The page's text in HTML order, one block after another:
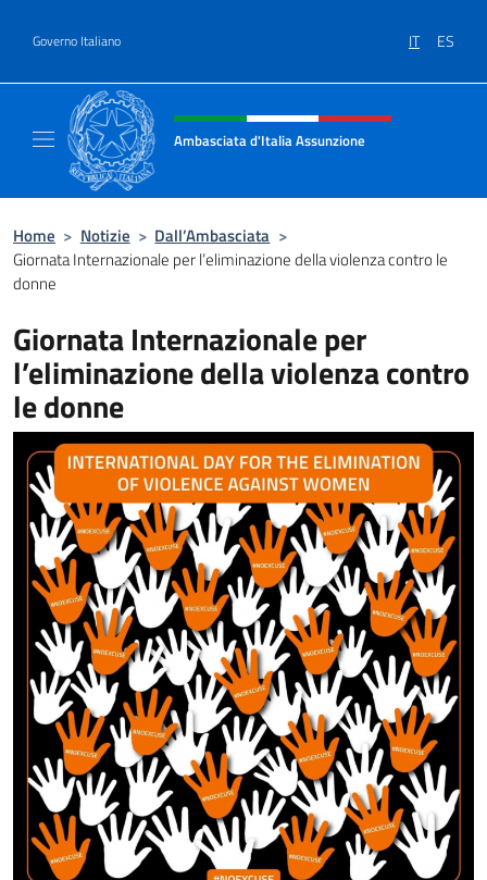
Governo Italiano IT ES
Intestazione sito, social e menù
Ambasciata d'Italia Assunzione
Home > Notizie > Dall’Ambasciata >
Giornata Internazionale per l’eliminazione della violenza contro le
donne
Giornata Internazionale per
l’eliminazione della violenza contro
le donne